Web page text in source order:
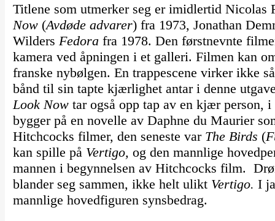
Titlene som utmerker seg er imidlertid Nicolas
Now(Avdøde advarer) fra 1973, Jonathan
Wilders Fedora fra 1978. Den førstnevnte
kamera ved åpningen i et galleri. Filmen kan
franske nybølgen. En trappescene virker ikke
bånd til sin tapte kjærlighet antar i denne
Look Nowtar også opp tap av en kjær person,
bygger på en novelle av Daphne du Maurier
Hitchcocks filmer, den seneste var The Birds (
kan spille på Vertigo, og den mannlige
mannen i begynnelsen av Hitchcocks film.
blander seg sammen, ikke helt ulikt Vertigo. I
mannlige hovedfiguren synsbedrag.